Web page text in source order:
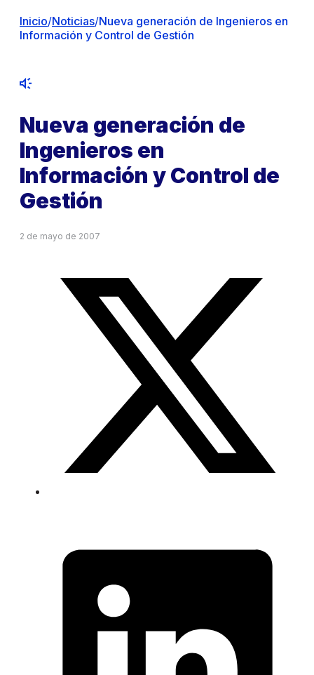
Inicio/Noticias/Nueva generación de Ingenieros en
Información y Control de Gestión
Nueva generación de
Ingenieros en
Información y Control de
Gestión
2 de mayo de 2007